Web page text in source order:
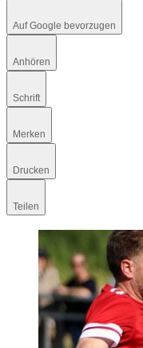
Auf Google bevorzugen
Anhören
Schrift
Merken
Drucken
Teilen